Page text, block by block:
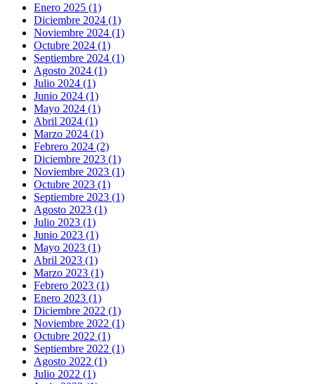
Enero 2025 (1)
Diciembre 2024 (1)
Noviembre 2024 (1)
Octubre 2024 (1)
Septiembre 2024 (1)
Agosto 2024 (1)
Julio 2024 (1)
Junio 2024 (1)
Mayo 2024 (1)
Abril 2024 (1)
Marzo 2024 (1)
Febrero 2024 (2)
Diciembre 2023 (1)
Noviembre 2023 (1)
Octubre 2023 (1)
Septiembre 2023 (1)
Agosto 2023 (1)
Julio 2023 (1)
Junio 2023 (1)
Mayo 2023 (1)
Abril 2023 (1)
Marzo 2023 (1)
Febrero 2023 (1)
Enero 2023 (1)
Diciembre 2022 (1)
Noviembre 2022 (1)
Octubre 2022 (1)
Septiembre 2022 (1)
Agosto 2022 (1)
Julio 2022 (1)